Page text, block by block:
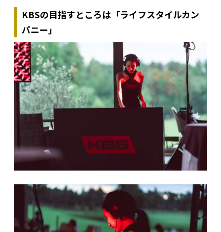
KBSの目指すところは「ライフスタイルカン
パニー」